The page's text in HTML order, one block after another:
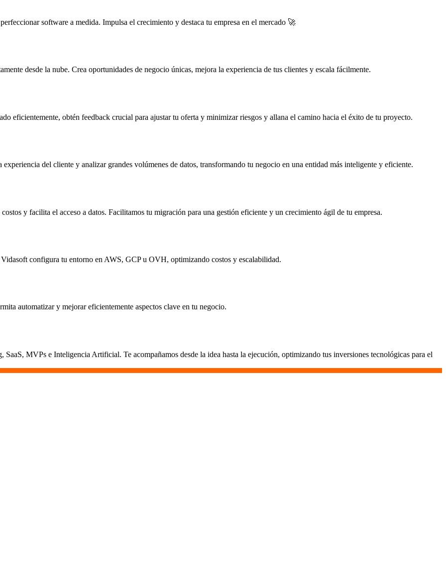
software a medida. Impulsa el crecimiento y destaca tu empresa en el mercado 🚀
desde la nube. Crea oportunidades de negocio únicas, mejora la experiencia de tus clientes y escala fácilmente.
eficientemente, obtén feedback crucial para ajustar tu oferta y minimizar riesgos y allana el camino hacia el éxito de tu proyecto.
del cliente y analizar grandes volúmenes de datos, transformando tu negocio en una entidad más inteligente y eficiente.
y facilita el acceso a datos. Facilitamos tu migración para una gestión eficiente y un crecimiento ágil de tu empresa.
configura tu entorno en AWS, GCP u OVH, optimizando costos y escalabilidad.
automatizar y mejorar eficientemente aspectos clave en tu negocio.
MVPs e Inteligencia Artificial. Te acompañamos desde la idea hasta la ejecución, optimizando tus inversiones tecnológicas para el